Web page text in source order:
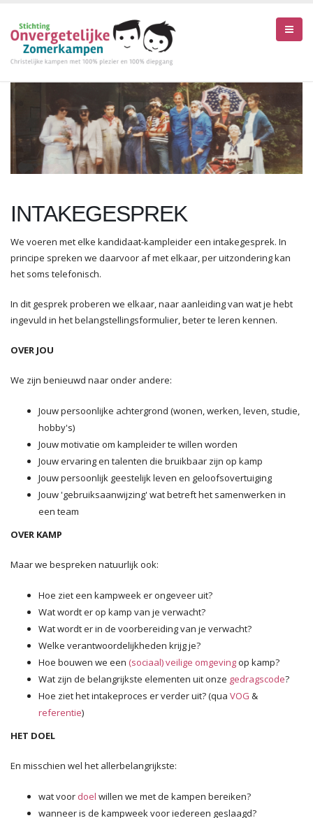
INTAKEGESPREK
We voeren met elke kandidaat-kampleider een intakegesprek. In
principe spreken we daarvoor af met elkaar, per uitzondering kan
het soms telefonisch.
In dit gesprek proberen we elkaar, naar aanleiding van wat je hebt
ingevuld in het belangstellingsformulier, beter te leren kennen.
OVER JOU
We zijn benieuwd naar onder andere:
Jouw persoonlijke achtergrond (wonen, werken, leven, studie,
hobby's)
Jouw motivatie om kampleider te willen worden
Jouw ervaring en talenten die bruikbaar zijn op kamp
Jouw persoonlijk geestelijk leven en geloofsovertuiging
Jouw 'gebruiksaanwijzing' wat betreft het samenwerken in
een team
OVER KAMP
Maar we bespreken natuurlijk ook:
Hoe ziet een kampweek er ongeveer uit?
Wat wordt er op kamp van je verwacht?
Wat wordt er in de voorbereiding van je verwacht?
Welke verantwoordelijkheden krijg je?
Hoe bouwen we een (sociaal) veilige omgevingop kamp?
Wat zijn de belangrijkste elementen uit onze gedragscode?
Hoe ziet het intakeproces er verder uit? (qua VOG &
referentie)
HET DOEL
En misschien wel het allerbelangrijkste:
wat voor doel willen we met de kampen bereiken?
wanneer is de kampweek voor iedereen geslaagd?